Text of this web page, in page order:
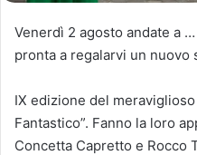
Venerdì 2 agosto andate a
pronta a regalarvi un nuovo
IX edizione del
Fantastico”. Fanno la loro
Concetta Capretto e Rocco